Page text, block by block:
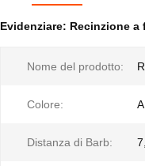
Evidenziare: Recinzione
Nome del prodotto:
Colore:
Distanza di Barb: